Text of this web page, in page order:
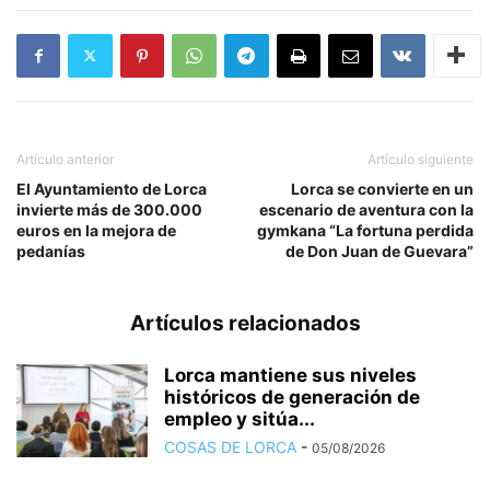
Artículo anterior
El Ayuntamiento de Lorca
invierte más de 300.000
euros en la mejora de
pedanías
Artículo siguiente
Lorca se convierte en un
escenario de aventura con la
gymkana “La fortuna perdida
de Don Juan de Guevara”
Artículos relacionados
Lorca mantiene sus niveles
históricos de generación de
empleo y sitúa...
COSAS DE LORCA - 05/08/2026